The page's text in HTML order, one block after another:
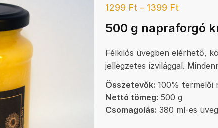
1299 Ft – 1399 Ft
500 g napraforgó
Félkilós üvegben elérhető,
jellegzetes ízvilággal.
Összetevők: 100% termelői
Nettó tömeg: 500 g
Csomagolás: 380 ml-es